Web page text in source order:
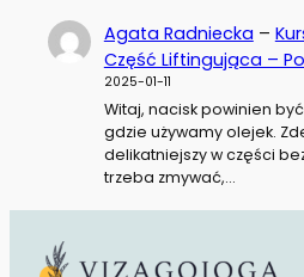
Agata Radniecka –
Część Liftingująca –
2025-01-11
Witaj, nacisk powinien
gdzie używamy olejek.
delikatniejszy w części
trzeba zmywać,…